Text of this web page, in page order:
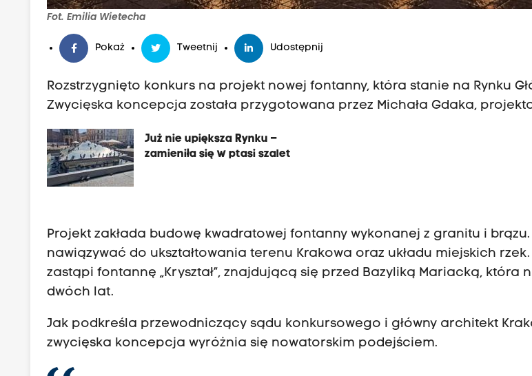
Fot. Emilia Wietecha
Pokaż Tweetnij Udostępnij
Rozstrzygnięto konkurs na projekt nowej fontanny, która stanie na Rynku
Zwycięska koncepcja została przygotowana przez Michała Gdaka,
Już nie upiększa Rynku –
zamieniła się w ptasi szalet
Projekt zakłada budowę kwadratowej fontanny wykonanej z granitu i
nawiązywać do ukształtowania terenu Krakowa oraz układu miejskich
zastąpi fontannę „Kryształ”, znajdującą się przed Bazyliką Mariacką, która
dwóch lat.
Jak podkreśla przewodniczący sądu konkursowego i główny architekt
zwycięska koncepcja wyróżnia się nowatorskim podejściem.